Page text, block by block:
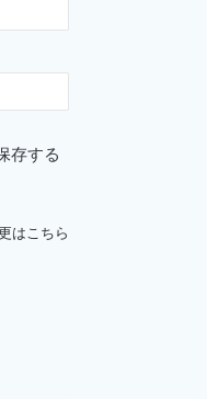
存する
はこちら